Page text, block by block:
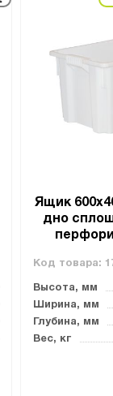
Ящик
дно
Код товара:
Высота, мм
Ширина, мм
Глубина, мм
Вес, кг